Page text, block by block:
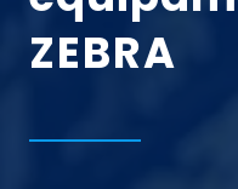
ZEBRA